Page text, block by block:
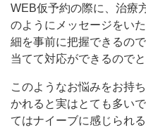
WEB仮予約の際に、治療
のようにメッセージをい
細を事前に把握できるの
当てて対応ができるので
このようなお悩みをお持
かれると実はとても多い
てはナイーブに感じられ